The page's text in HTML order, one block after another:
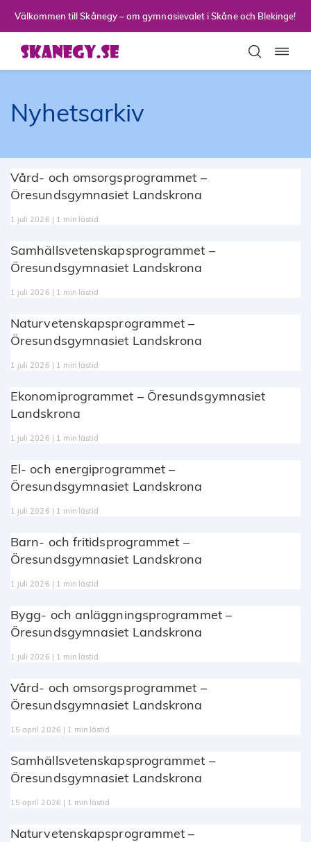
Välkommen till Skånegy – om gymnasievalet i Skåne och Blekinge!
Nyhetsarkiv
Vård- och omsorgsprogrammet –
Öresundsgymnasiet Landskrona
1 juli 2026 | 1 min lästid
Samhällsvetenskapsprogrammet –
Öresundsgymnasiet Landskrona
1 juli 2026 | 1 min lästid
Naturvetenskapsprogrammet –
Öresundsgymnasiet Landskrona
1 juli 2026 | 1 min lästid
Ekonomiprogrammet – Öresundsgymnasiet
Landskrona
1 juli 2026 | 1 min lästid
El- och energiprogrammet –
Öresundsgymnasiet Landskrona
1 juli 2026 | 1 min lästid
Barn- och fritidsprogrammet –
Öresundsgymnasiet Landskrona
1 juli 2026 | 1 min lästid
Bygg- och anläggningsprogrammet –
Öresundsgymnasiet Landskrona
1 juli 2026 | 1 min lästid
Vård- och omsorgsprogrammet –
Öresundsgymnasiet Landskrona
15 april 2026 | 1 min lästid
Samhällsvetenskapsprogrammet –
Öresundsgymnasiet Landskrona
15 april 2026 | 1 min lästid
Naturvetenskapsprogrammet –